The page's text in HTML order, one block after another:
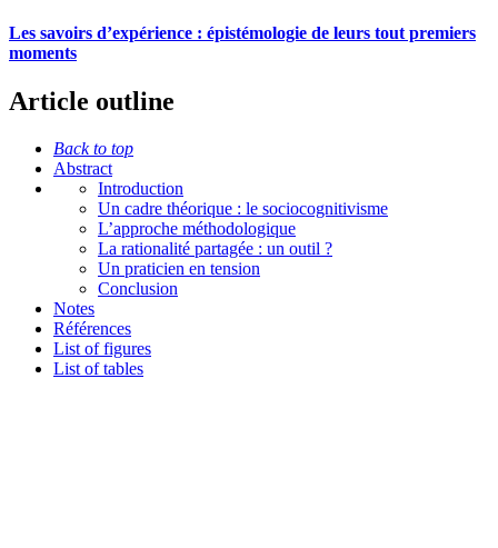
Les savoirs d’expérience : épistémologie de leurs tout premiers
moments
Article outline
Back to top
Abstract
Introduction
Un cadre théorique : le sociocognitivisme
L’approche méthodologique
La rationalité partagée : un outil ?
Un praticien en tension
Conclusion
Notes
Références
List of figures
List of tables